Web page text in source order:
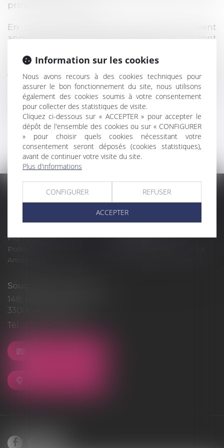
principale des enfants.
En cas de résidence alternée (encore souvent
appelé garde alternée), les enfants mineurs sont
égale de l'un et de l'autre parent, sauf s'il est
justifié que l'un d'entre eux assume la charge
principale des enfants. C'est ce que vient de juger
la Cour de cassation dans un arrêt du 9
septembre 2015.... Lire la suite
Domaines d'intervention
Médiation
Actus
Plan du site
Mentions légales
Politique de cookies
Articles
Souquet-Roos Avocat
148, rue Sainte-Catherine
33000 BORDEAUX
Tél :
Information sur les cookies
Nous avons recours à des cookies techniques pour
assurer le bon fonctionnement du site, nous utilisons
également des cookies soumis à votre consentement
pour collecter des statistiques de visite.
Cliquez ci-dessous sur « ACCEPTER » pour accepter le
dépôt de l'ensemble des cookies ou sur « CONFIGURER
» pour choisir quels cookies nécessitant votre
consentement seront déposés (cookies statistiques),
avant de continuer votre visite du site.
Plus d'informations
CONFIGURER REFUSER
ACCEPTER